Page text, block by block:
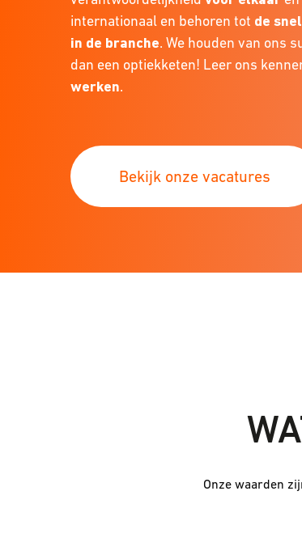
internationaal en behoren tot de
in de branche. We houden van ons
dan een optiekketen! Leer ons
werken.
Bekijk onze vacatures
Onze waarden